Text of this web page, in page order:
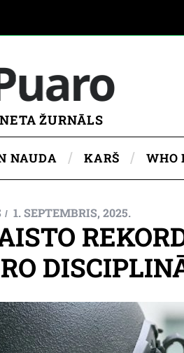
ŽURNĀLS
NAUDA KARŠ WHO
1. SEPTEMBRIS, 2025.